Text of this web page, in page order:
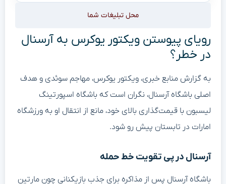
محل تبلیغات شما
رویای پیوستن ویکتور یوکرس به آرسنال
در خطر؟
به گزارش منابع خبری، ویکتور یوکرس، مهاجم سوئدی و هدف
اصلی باشگاه آرسنال، نگران است که باشگاه اسپورتینگ
لیسبون با قیمت‌گذاری بالای خود، مانع از انتقال او به ورزشگاه
امارات در تابستان پیش رو شود.
آرسنال در پی تقویت خط حمله
باشگاه آرسنال پس از مذاکره برای جذب بازیکنانی چون مارتین